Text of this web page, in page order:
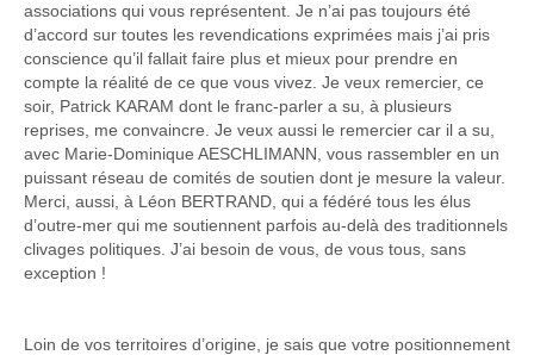
associations qui vous représentent. Je n’ai pas toujours été
d’accord sur toutes les revendications exprimées mais j’ai pris
conscience qu’il fallait faire plus et mieux pour prendre en
compte la réalité de ce que vous vivez. Je veux remercier, ce
soir, Patrick KARAM dont le franc-parler a su, à plusieurs
reprises, me convaincre. Je veux aussi le remercier car il a su,
avec Marie-Dominique AESCHLIMANN, vous rassembler en un
puissant réseau de comités de soutien dont je mesure la valeur.
Merci, aussi, à Léon BERTRAND, qui a fédéré tous les élus
d’outre-mer qui me soutiennent parfois au-delà des traditionnels
clivages politiques. J’ai besoin de vous, de vous tous, sans
exception !
Loin de vos territoires d’origine, je sais que votre positionnement